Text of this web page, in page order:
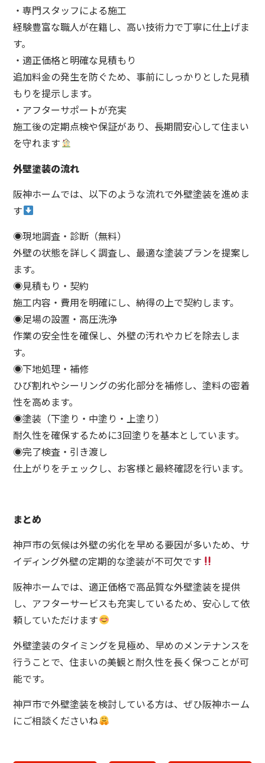
・専門スタッフによる施工
経験豊富な職人が在籍し、高い技術力で丁寧に仕上げま
す。
・適正価格と明確な見積もり
追加料金の発生を防ぐため、事前にしっかりとした見積
もりを提示します。
・アフターサポートが充実
施工後の定期点検や保証があり、長期間安心して住まい
を守れます
外壁塗装の流れ
阪神ホームでは、以下のような流れで外壁塗装を進めま
す
◉現地調査・診断（無料）
外壁の状態を詳しく調査し、最適な塗装プランを提案し
ます。
◉見積もり・契約
施工内容・費用を明確にし、納得の上で契約します。
◉足場の設置・高圧洗浄
作業の安全性を確保し、外壁の汚れやカビを除去しま
す。
◉下地処理・補修
ひび割れやシーリングの劣化部分を補修し、塗料の密着
性を高めます。
◉塗装（下塗り・中塗り・上塗り）
耐久性を確保するために3回塗りを基本としています。
◉完了検査・引き渡し
仕上がりをチェックし、お客様と最終確認を行います。
まとめ
神戸市の気候は外壁の劣化を早める要因が多いため、サ
イディング外壁の定期的な塗装が不可欠です
阪神ホームでは、適正価格で高品質な外壁塗装を提供
し、アフターサービスも充実しているため、安心して依
頼していただけます
外壁塗装のタイミングを見極め、早めのメンテナンスを
行うことで、住まいの美観と耐久性を長く保つことが可
能です。
神戸市で外壁塗装を検討している方は、ぜひ阪神ホーム
にご相談くださいね